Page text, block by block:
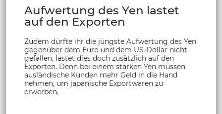
Aufwertung des Yen lastet
auf den Exporten
Zudem dürfte ihr die jüngste Aufwertung des Yen
gegenüber dem Euro und dem US-Dollar nicht
gefallen, lastet dies doch zusätzlich auf den
Exporten. Denn bei einem starken Yen müssen
ausländische Kunden mehr Geld in die Hand
nehmen, um japanische Exportwaren zu
erwerben.